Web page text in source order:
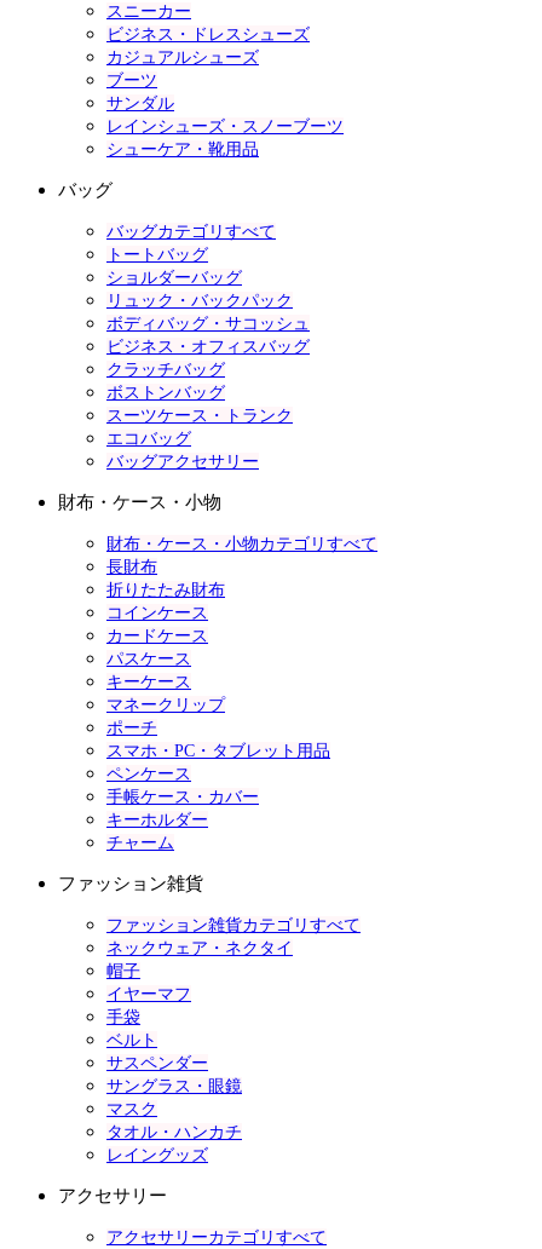
スニーカー
ビジネス・ドレスシューズ
カジュアルシューズ
ブーツ
サンダル
レインシューズ・スノーブーツ
シューケア・靴用品
バッグ
バッグカテゴリすべて
トートバッグ
ショルダーバッグ
リュック・バックパック
ボディバッグ・サコッシュ
ビジネス・オフィスバッグ
クラッチバッグ
ボストンバッグ
スーツケース・トランク
エコバッグ
バッグアクセサリー
財布・ケース・小物
財布・ケース・小物カテゴリすべて
長財布
折りたたみ財布
コインケース
カードケース
パスケース
キーケース
マネークリップ
ポーチ
スマホ・PC・タブレット用品
ペンケース
手帳ケース・カバー
キーホルダー
チャーム
ファッション雑貨
ファッション雑貨カテゴリすべて
ネックウェア・ネクタイ
帽子
イヤーマフ
手袋
ベルト
サスペンダー
サングラス・眼鏡
マスク
タオル・ハンカチ
レイングッズ
アクセサリー
アクセサリーカテゴリすべて